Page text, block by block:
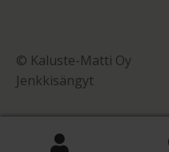
© Kaluste-Matti Oy
Jenkkisängyt